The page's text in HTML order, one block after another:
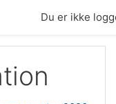
Du er ikke